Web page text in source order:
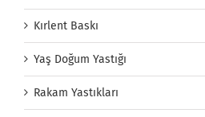
Kırlent Baskı
Yaş Doğum Yastığı
Rakam Yastıkları